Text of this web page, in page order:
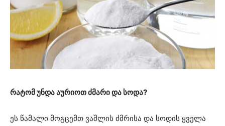
რატომ უნდა აურიოთ ძმარი და სოდა?
ეს წამალი მოგცემთ ვაშლის ძმრისა და სოდის ყველა